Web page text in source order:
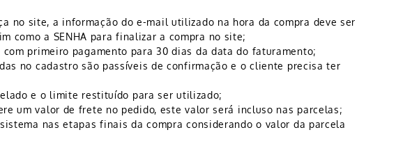
no site, a informação do e-mail utilizado na hora da compra deve ser
como a SENHA para finalizar a compra no site;
com primeiro pagamento para 30 dias da data do faturamento;
no cadastro são passíveis de confirmação e o cliente precisa ter
e o limite restituído para ser utilizado;
um valor de frete no pedido, este valor será incluso nas parcelas;
nas etapas finais da compra considerando o valor da parcela